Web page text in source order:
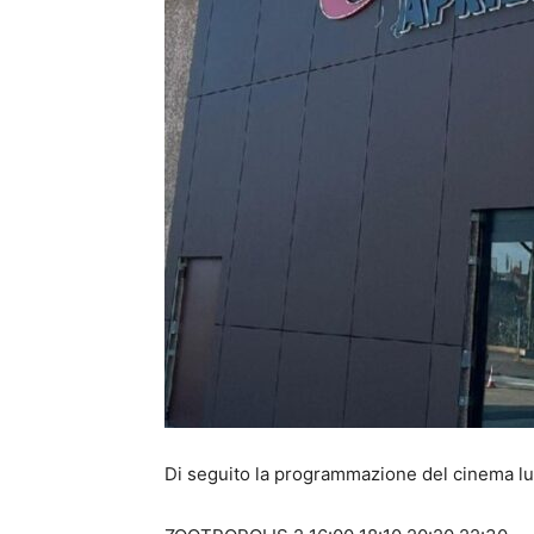
Di seguito la programmazione del cinema